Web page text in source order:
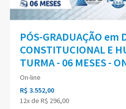
PÓS-GRADUAÇÃO em
CONSTITUCIONAL E
TURMA - 06 MESES -
On-line
R$ 3.552,00
12x de R$ 296,00